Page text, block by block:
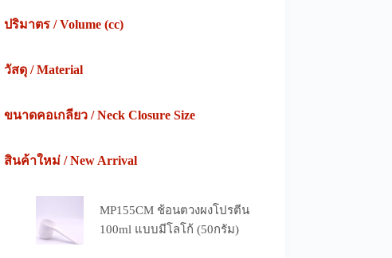
ปริมาตร / Volume (cc)
วัสดุ / Material
ขนาดคอเกลียว / Neck Closure Size
สินค้าใหม่ / New Arrival
MP155CM ช้อนตวงผงโปรตีน
100ml แบบมีโลโก้ (50กรัม)